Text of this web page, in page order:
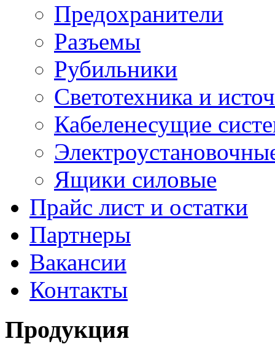
Предохранители
Разъемы
Рубильники
Светотехника и
Кабеленесущие
Ящики силовые
Прайс лист и остатки
Партнеры
Вакансии
Контакты
Продукция